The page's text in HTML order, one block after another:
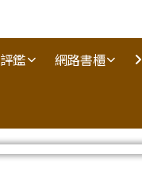
評鑑 網路書櫃